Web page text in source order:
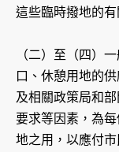
這些臨時撥地的
（二）至（四）
口、休憩用地的
及相關政策局和
要求等因素，為
地之用，以應付